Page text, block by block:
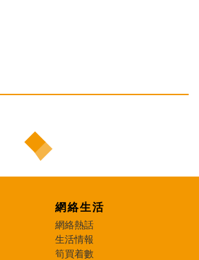
網絡生活
網絡熱話
生活情報
筍買着數